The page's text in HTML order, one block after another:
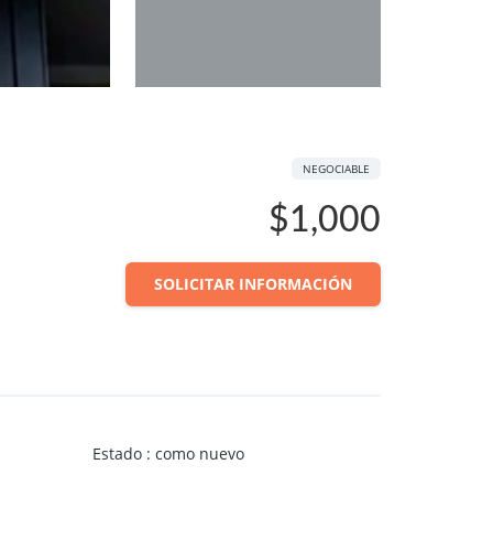
$1,000
NEGOCIABLE
SOLICITAR INFORMACIÓN
Estado : como nuevo